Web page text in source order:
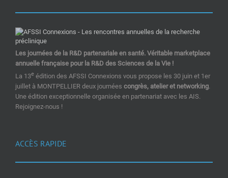
Les journées de la R&D partenariale en santé. Véritable marketplace
annuelle française pour la R&D des Sciences de la Vie !
La 13e édition des AFSSI Connexions vous propose les 30 juin et 1er
juillet à MONTPELLIER deux journées congrès, atelier et networking.
Une édition exceptionnelle organisée en partenariat avec les AIS.
Rejoignez-nous !
ACCÈS RAPIDE